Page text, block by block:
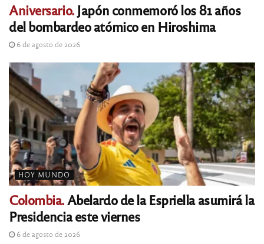
Aniversario.Japón conmemoró los 81 años
del bombardeo atómico en Hiroshima
6 de agosto de 2026
HOY MUNDO
Colombia.Abelardo de la Espriella asumirá la
Presidencia este viernes
6 de agosto de 2026